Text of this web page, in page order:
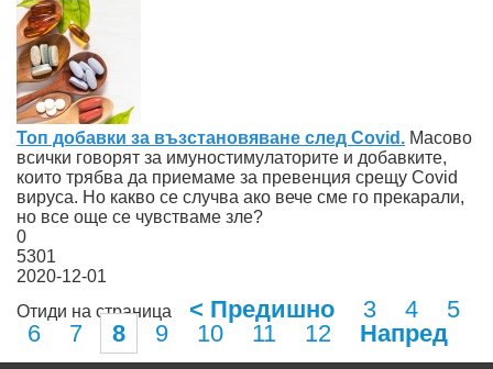
Топ добавки за възстановяване след Covid. Масово
всички говорят за имуностимулаторите и добавките,
които трябва да приемаме за превенция срещу Covid
вируса. Но какво се случва ако вече сме го прекарали,
но все още се чувстваме зле?
0
5301
2020-12-01
Отиди на страница
< Предишно 3 4
5
6
7 8 9 10 11 12 Напред